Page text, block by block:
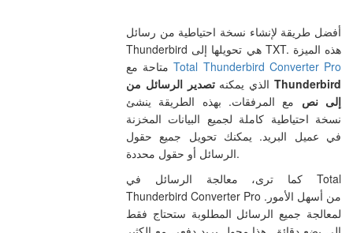
أفضل طريقة لإنشاء نسخة احتياطية من رسائل
Thunderbird هي تحويلها إلى TXT. هذه الميزة
متاحة معTotal Thunderbird Converter Pro
الذي يمكنهتصدير الرسائل من Thunderbird
إلى نص مع المرفقات. بهذه الطريقة ينشئ
نسخة احتياطية كاملة لجميع البيانات المخزنة
في عميل البريد. يمكنك تحويل جميع حقول
الرسائل أو حقول محددة.
كما ترى، معالجة الرسائل في Total
Thunderbird Converter Pro من أسهل الأمور.
لمعالجة جميع الرسائل المطلوبة ستحتاج فقط